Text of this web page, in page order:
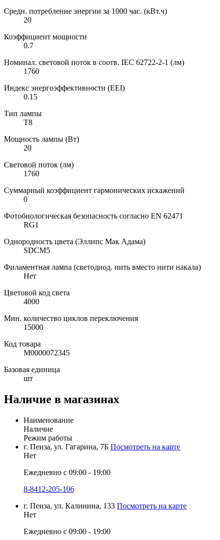
Средн. потребление энергии за 1000 час. (кВт.ч)
20
Коэффициент мощности
0.7
Номинал. световой поток в соотв. IEC 62722-2-1 (лм)
1760
Индекс энергоэффективности (EEI)
0.15
Тип лампы
T8
Мощность лампы (Вт)
20
Световой поток (лм)
1760
Суммарный коэффициент гармонических искажений
0
Фотобиологическая безопасность согласно EN 62471
RG1
Однородность цвета (Эллипс Мак Адама)
SDCM5
Филаментная лампа (светодиод. нить вместо нити накала)
Нет
Цветовой код света
4000
Мин. количество циклов переключения
15000
Код товара
М0000072345
Базовая единица
шт
Наличие в магазинах
Наименование
Наличие
Режим работы
г. Пенза, ул. Гагарина, 7Б Посмотреть на карте
Нет
Ежедневно с 09:00 - 19:00
8-8412-205-106
г. Пенза, ул. Калинина, 133 Посмотреть на карте
Нет
Ежедневно с 09:00 - 19:00